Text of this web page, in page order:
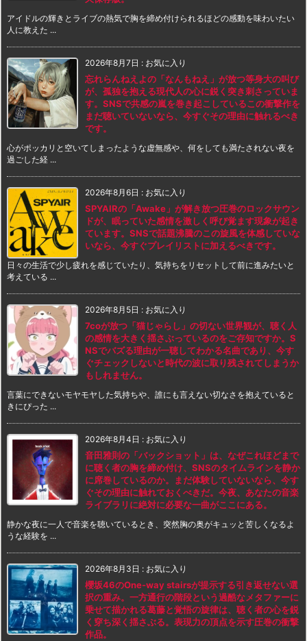
アイドルの輝きとライブの熱気で胸を締め付けられるほどの感動を味わいたい
人に教えた ...
2026年8月7日 : お気に入り
忘れらんねえよの「なんもねえ」が放つ等身大の叫び
が、孤独を抱える現代人の心に鋭く突き刺さっていま
す。SNSで共感の嵐を巻き起こしているこの衝撃作を
まだ聴いていないなら、今すぐその理由に触れるべき
です。
心がポッカリと空いてしまったような虚無感や、何をしても満たされない夜を
過ごした経 ...
2026年8月6日 : お気に入り
SPYAIRの「Awake」が解き放つ圧巻のロックサウン
ドが、眠っていた感情を激しく呼び覚ます現象が起き
ています。SNSで話題沸騰のこの旋風を体感していな
いなら、今すぐプレイリストに加えるべきです。
日々の生活で少し疲れを感じていたり、気持ちをリセットして前に進みたいと
考えている ...
2026年8月5日 : お気に入り
7coが放つ「猫じゃらし」の切ない世界観が、聴く人
の感情を大きく揺さぶっているのをご存知ですか。S
NSでバズる理由が一聴してわかる名曲であり、今す
ぐチェックしないと時代の波に取り残されてしまうか
もしれません。
言葉にできないモヤモヤした気持ちや、誰にも言えない切なさを抱えていると
きにぴった ...
2026年8月4日 : お気に入り
音田雅則の「バックショット」は、なぜこれほどまで
に聴く者の胸を締め付け、SNSのタイムラインを静か
に席巻しているのか。まだ体験していないなら、今す
ぐその理由に触れておくべきだ。今夜、あなたの音楽
ライブラリに絶対に必要な一曲がここにある。
静かな夜に一人で音楽を聴いているとき、突然胸の奥がキュッと苦しくなるよ
うな経験を ...
2026年8月3日 : お気に入り
櫻坂46のOne-way stairsが提示する引き返せない選
択の重み。一方通行の階段という過酷なメタファーに
乗せて描かれる葛藤と覚悟の旋律は、聴く者の心を鋭
く穿ち深く揺さぶる。表現力の頂点を示す圧巻の衝撃
作品。